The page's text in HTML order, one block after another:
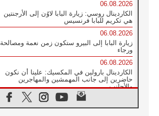
06.08.2026
الكاردينال روسي: زيارة البابا لاوُن إلى الأرجنتين
هي تكريم للبابا فرنسيس
06.08.2026
زيارة البابا إلى البيرو ستكون زمن نعمة ومصالحة
ورجاء
06.08.2026
الكاردينال بارولين في المكسيك: علينا أن نكون
حاضرين إلى جانب المهمشين والمهاجرين
والأجانب
البابا لاوُن الرابع عشر للشباب في أسيزي: